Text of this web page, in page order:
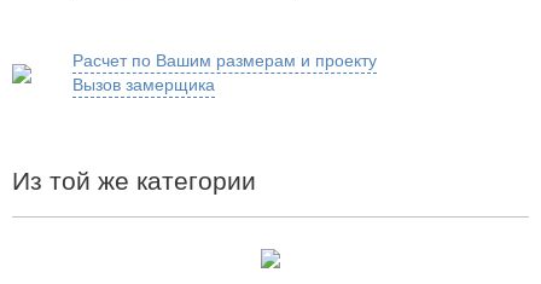
Расчет по Вашим размерам и проекту
Вызов замерщика
Из той же категории